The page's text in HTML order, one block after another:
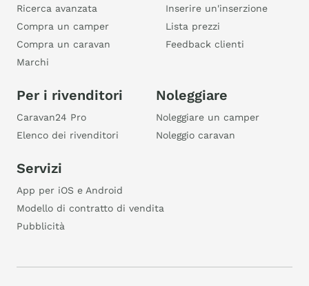
Ricerca avanzata
Compra un camper
Compra un caravan
Marchi
Inserire un'inserzione
Lista prezzi
Feedback clienti
Per i rivenditori
Caravan24 Pro
Elenco dei rivenditori
Noleggiare
Noleggiare un camper
Noleggio caravan
Servizi
App per iOS e Android
Modello di contratto di vendita
Pubblicità